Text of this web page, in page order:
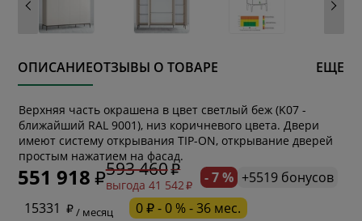
ОПИСАНИЕОТЗЫВЫ О ТОВАРЕ ЕЩЕ
Верхняя часть окрашена в цвет светлый беж (K07 -
ближайший RAL 9001), низ коричневого цвета. Двери
имеют систему открывания TIP-ON, открывание дверей
простым нажатием на фасад.
551 918 593 460
выгода 41 542 - 7 % +5519 бонусов
15331
/ месяц 0 ₽ - 0 % - 36 мес.
* необязательное поле